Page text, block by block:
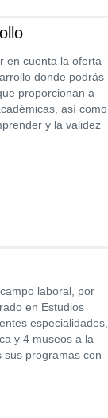
en cuenta la oferta
donde podrás
proporcionan a
así como
y la validez
laboral, por
en Estudios
especialidades,
y 4 museos a la
sus programas con